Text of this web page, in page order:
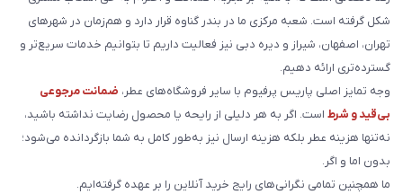
شکل گرفته است. شعبه مرکزی ما در بندر گناوه قرار دارد و هم‌زمان در شهرهای
تهران، اصفهان، شیراز و دیره دبی نیز فعالیت داریم تا بتوانیم خدمات سریع‌تر و
گسترده‌تری ارائه دهیم.
وجه تمایز اصلی پاریس پرفیوم با سایر فروشگاه‌های عطر، ضمانت مرجوعی
بی‌قید و شرط است. اگر به هر دلیلی از رایحه یا محصول رضایت نداشته باشید،
نه‌تنها هزینه عطر بلکه هزینه ارسال نیز به‌طور کامل به شما بازگردانده می‌شود؛
بدون اما و اگر.
ما همچنین تمامی نگرانی‌های رایج خرید آنلاین را بر عهده گرفته‌ایم.